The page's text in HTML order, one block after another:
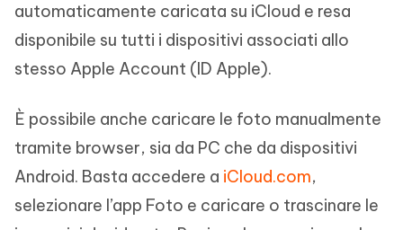
automaticamente caricata su iCloud e resa
disponibile su tutti i dispositivi associati allo
stesso Apple Account (ID Apple).
È possibile anche caricare le foto manualmente
tramite browser, sia da PC che da dispositivi
Android. Basta accedere a iCloud.com,
selezionare l’app Foto e caricare o trascinare le